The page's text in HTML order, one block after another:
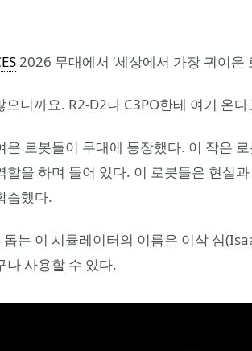
2026 무대에서 ‘세상에서 가장 귀여운
니까요. R2-D2나 C3PO한테 여기 온다
로봇들이 무대에 등장했다. 이 작은 로
을 하며 들어 있다. 이 로봇들은 현실과
습했다.
는 이 시뮬레이터의 이름은 이삭 심
나 사용할 수 있다.